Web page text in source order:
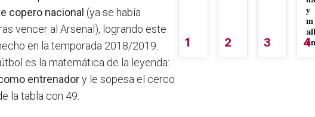
copero nacional (ya se había
vencer al Arsenal), logrando este
en la temporada 2018/2019.
es la matemática de la leyenda:
entrenadory le sopesa el cerco
la tabla con 49.
1 2 3
y
m
all
én
4